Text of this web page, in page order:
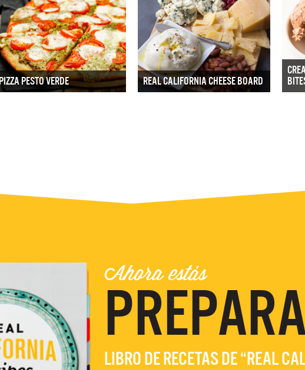
PIZZA PESTO VERDE REAL CALIFORNIA CHEESE BOARD
Ahora estás
LIBRO DE RECETAS DE “REAL